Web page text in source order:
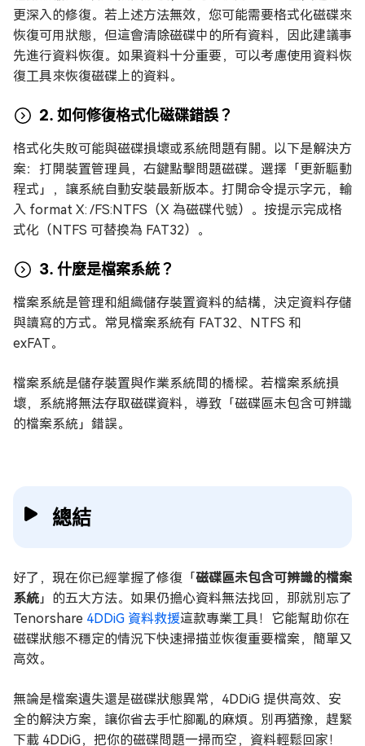
更深入的修復。若上述方法無效，您可能需要格式化磁碟來
恢復可用狀態，但這會清除磁碟中的所有資料，因此建議事
先進行資料恢復。如果資料十分重要，可以考慮使用資料恢
復工具來恢復磁碟上的資料。
2. 如何修復格式化磁碟錯誤？
格式化失敗可能與磁碟損壞或系統問題有關。以下是解決方
案：打開裝置管理員，右鍵點擊問題磁碟。選擇「更新驅動
程式」，讓系統自動安裝最新版本。打開命令提示字元，輸
入 format X: /FS:NTFS（X 為磁碟代號）。按提示完成格
式化（NTFS 可替換為 FAT32）。
3. 什麼是檔案系統？
檔案系統是管理和組織儲存裝置資料的結構，決定資料存儲
與讀寫的方式。常見檔案系統有 FAT32、NTFS 和
exFAT。
檔案系統是儲存裝置與作業系統間的橋樑。若檔案系統損
壞，系統將無法存取磁碟資料，導致「磁碟區未包含可辨識
的檔案系統」錯誤。
總結
好了，現在你已經掌握了修復「磁碟區未包含可辨識的檔案
系統 」的五大方法。如果仍擔心資料無法找回，那就別忘了
Tenorshare 4DDiG 資料救援這款專業工具！它能幫助你在
磁碟狀態不穩定的情況下快速掃描並恢復重要檔案，簡單又
高效。
無論是檔案遺失還是磁碟狀態異常，4DDiG 提供高效、安
全的解決方案，讓你省去手忙腳亂的麻煩。別再猶豫，趕緊
下載 4DDiG，把你的磁碟問題一掃而空，資料輕鬆回家！